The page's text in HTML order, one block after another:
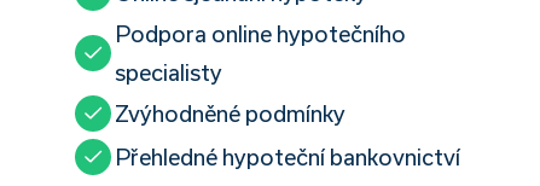
Podpora online hypotečního
specialisty
Zvýhodněné podmínky
Přehledné hypoteční bankovnictví